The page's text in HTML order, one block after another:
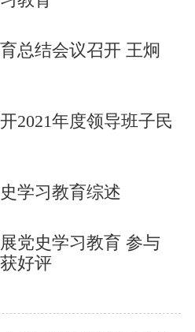
总结会议召开 王炯
2021年度领导班子民
学习教育综述
党史学习教育 参与
好评